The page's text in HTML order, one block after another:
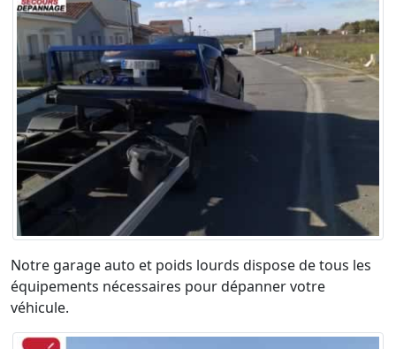
Notre garage auto et poids lourds dispose de tous les
équipements nécessaires pour dépanner votre
véhicule.